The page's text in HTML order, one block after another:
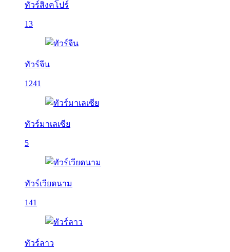
ทัวร์สิงคโปร์
13
ทัวร์จีน
1241
ทัวร์มาเลเซีย
5
ทัวร์เวียดนาม
141
ทัวร์ลาว